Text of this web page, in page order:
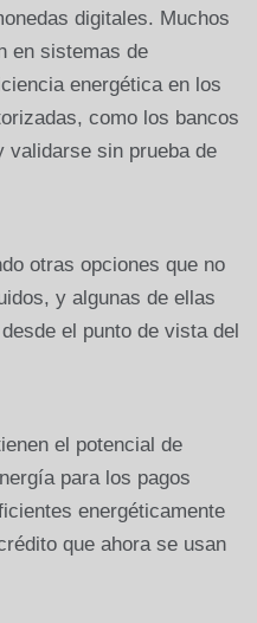
digitales. Muchos
en sistemas de
energética en los
como los bancos
validarse sin prueba de
otras opciones que no
y algunas de ellas
el punto de vista del
el potencial de
para los pagos
energéticamente
que ahora se usan